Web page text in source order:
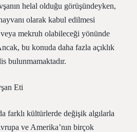
helal olduğu görüşündeyken,
olarak kabul edilmesi
mekruh olabileceği yönünde
bu konuda daha fazla açıklık
bulunmamaktadır.
Eti
farklı kültürlerde değişik algılarla
ve Amerika’nın birçok